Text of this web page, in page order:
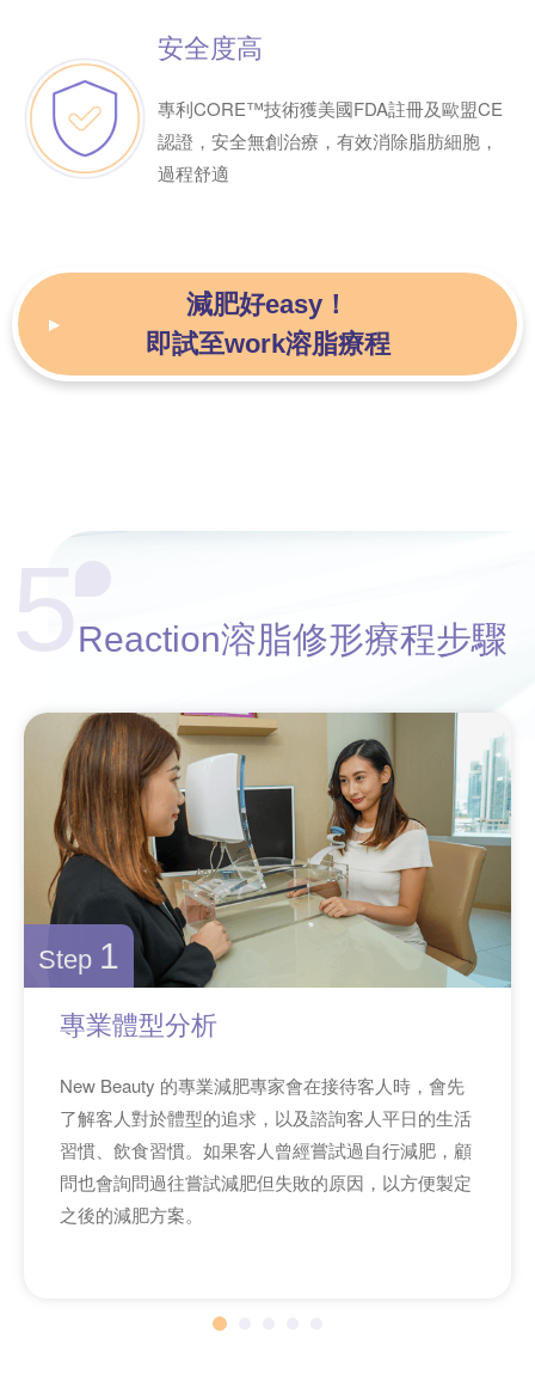
安全度高
專利CORE™技術獲美國FDA註冊及歐盟CE
認證，安全無創治療，有效消除脂肪細胞，
過程舒適
減肥好easy！
即試至work溶脂療程
5Reaction溶脂修形療程步驟
Step 1
專業體型分析
New Beauty 的專業減肥專家會在接待客人時，會先
了解客人對於體型的追求，以及諮詢客人平日的生活
習慣、飲食習慣。如果客人曾經嘗試過自行減肥，顧
問也會詢問過往嘗試減肥但失敗的原因，以方便製定
之後的減肥方案。